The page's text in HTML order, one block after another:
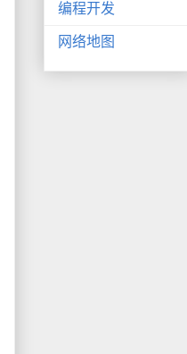
编程开发
网络地图